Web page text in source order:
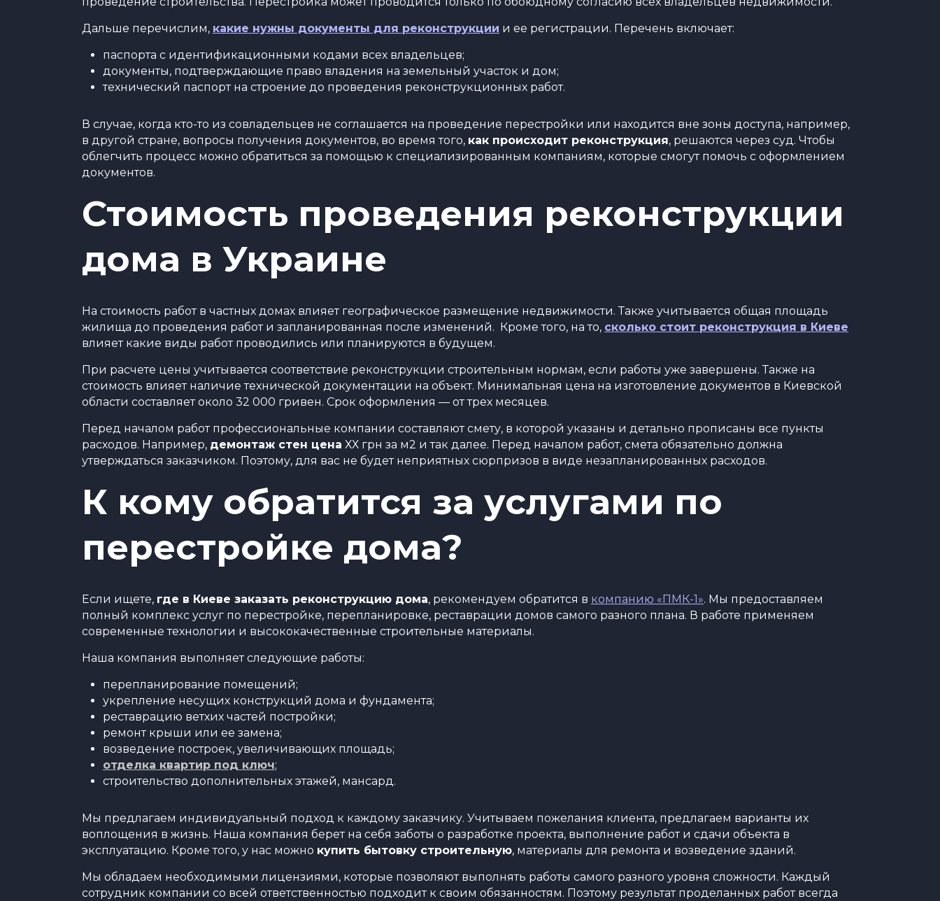
Дальше перечислим, какие нужны документы для реконструкции и ее регистрации. Перечень включает:
паспорта с идентификационными кодами всех владельцев;
документы, подтверждающие право владения на земельный участок и дом;
технический паспорт на строение до проведения реконструкционных работ.
В случае, когда кто-то из совладельцев не соглашается на проведение перестройки или находится вне зоны доступа, например,
в другой стране, вопросы получения документов, во время того, как происходит реконструкция, решаются через суд. Чтобы
облегчить процесс можно обратиться за помощью к специализированным компаниям, которые смогут помочь с оформлением
документов.
Стоимость проведения реконструкции
дома в Украине
На стоимость работ в частных домах влияет географическое размещение недвижимости. Также учитывается общая площадь
жилища до проведения работ и запланированная после изменений. Кроме того, на то, сколько стоит реконструкция в Киеве
влияет какие виды работ проводились или планируются в будущем.
При расчете цены учитывается соответствие реконструкции строительным нормам, если работы уже завершены. Также на
стоимость влияет наличие технической документации на объект. Минимальная цена на изготовление документов в Киевской
области составляет около 32 000 гривен. Срок оформления — от трех месяцев.
Перед началом работ профессиональные компании составляют смету, в которой указаны и детально прописаны все пункты
расходов. Например, демонтаж стен цена ХХ грн за м2 и так далее. Перед началом работ, смета обязательно должна
утверждаться заказчиком. Поэтому, для вас не будет неприятных сюрпризов в виде незапланированных расходов.
К кому обратится за услугами по
перестройке дома?
Если ищете, где в Киеве заказать реконструкцию дома, рекомендуем обратится в компанию «ПМК-1». Мы предоставляем
полный комплекс услуг по перестройке, перепланировке, реставрации домов самого разного плана. В работе применяем
современные технологии и высококачественные строительные материалы.
Наша компания выполняет следующие работы:
перепланирование помещений;
укрепление несущих конструкций дома и фундамента;
реставрацию ветхих частей постройки;
ремонт крыши или ее замена;
возведение построек, увеличивающих площадь;
отделка квартир под ключ;
строительство дополнительных этажей, мансард.
Мы предлагаем индивидуальный подход к каждому заказчику. Учитываем пожелания клиента, предлагаем варианты их
воплощения в жизнь. Наша компания берет на себя заботы о разработке проекта, выполнение работ и сдачи объекта в
эксплуатацию. Кроме того, у нас можно купить бытовку строительную, материалы для ремонта и возведение зданий.
Мы обладаем необходимыми лицензиями, которые позволяют выполнять работы самого разного уровня сложности. Каждый
сотрудник компании со всей ответственностью подходит к своим обязанностям. Поэтому результат проделанных работ всегда